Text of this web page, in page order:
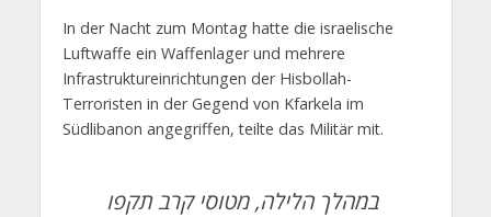
In der Nacht zum Montag hatte die israelische
Luftwaffe ein Waffenlager und mehrere
Infrastruktureinrichtungen der Hisbollah-
Terroristen in der Gegend von Kfarkela im
Südlibanon angegriffen, teilte das Militär mit.
במהלך הלילה, מטוסי קרב תקפו